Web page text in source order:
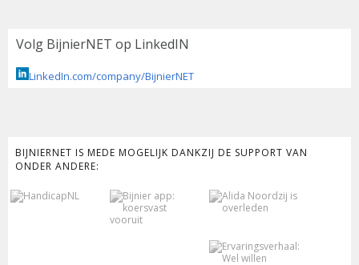
Volg BijnierNET op LinkedIN
LinkedIn.com/company/BijnierNET
BIJNIERNET IS MEDE MOGELIJK DANKZIJ DE SUPPORT VAN
ONDER ANDERE: